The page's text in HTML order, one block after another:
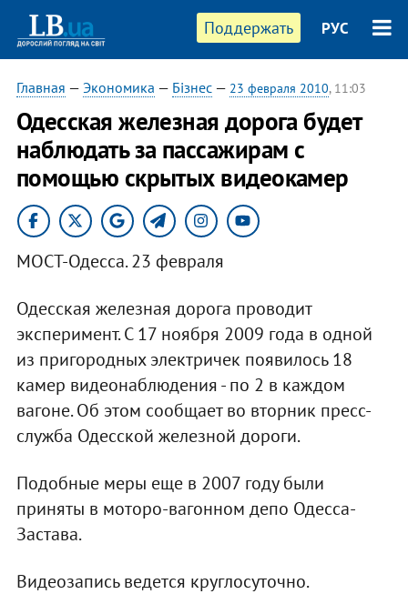
Поддержать РУС
Главная — Экономика — Бізнес— 23 февраля 2010, 11:03
Одесская железная дорога будет
наблюдать за пассажирам с
помощью скрытых видеокамер
МОСТ-Одесса. 23 февраля
Одесская железная дорога проводит
эксперимент. С 17 ноября 2009 года в одной
из пригородных электричек появилось 18
камер видеонаблюдения - по 2 в каждом
вагоне. Об этом сообщает во вторник пресс-
служба Одесской железной дороги.
Подобные меры еще в 2007 году были
приняты в моторо-вагонном депо Одесса-
Застава.
Видеозапись ведется круглосуточно.